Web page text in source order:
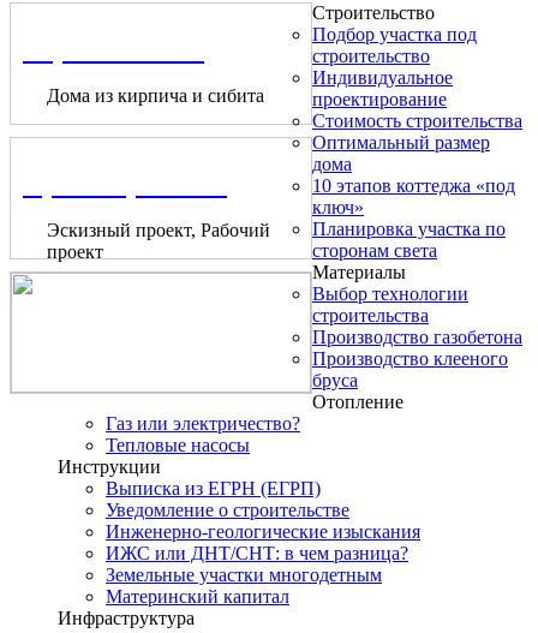
Дома из кирпича и сибита
Эскизный проект, Рабочий
проект
Строительство
Подбор участка под
строительство
Индивидуальное
проектирование
Стоимость строительства
Оптимальный размер
дома
10 этапов коттеджа «под
ключ»
Планировка участка по
сторонам света
Материалы
Выбор технологии
строительства
Производство газобетона
Производство клееного
бруса
Отопление
Газ или электричество?
Тепловые насосы
Инструкции
Выписка из ЕГРН (ЕГРП)
Уведомление о строительстве
Инженерно-геологические изыскания
ИЖС или ДНТ/СНТ: в чем разница?
Земельные участки многодетным
Материнский капитал
Инфраструктура